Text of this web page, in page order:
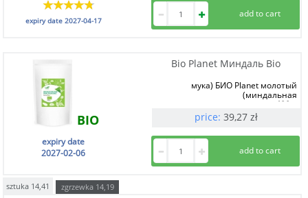
expiry date 2027-04-17
Bio Planet Миндаль Bio
BIO
мука) БИО Planet молотый
(миндальная
400 g
price: 39,27 zł
expiry date
2027-02-06
sztuka 14,41 zgrzewka 14,19